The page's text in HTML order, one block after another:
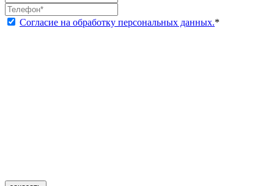
Согласие на обработку персональных данных.*